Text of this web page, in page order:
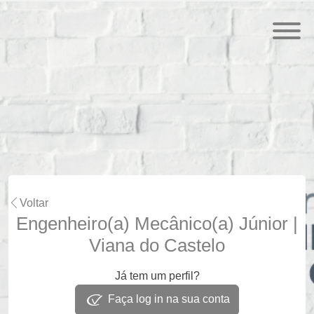
Voltar
Engenheiro(a) Mecânico(a) Júnior |
Viana do Castelo
Já tem um perfil?
Faça log in na sua conta